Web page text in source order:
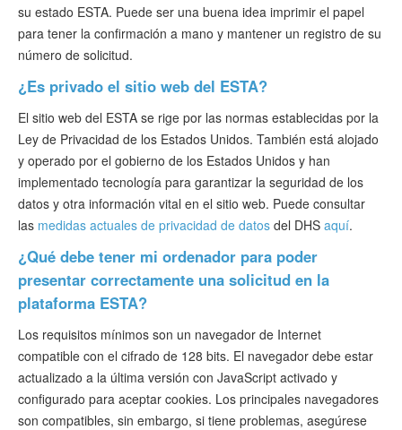
su estado ESTA. Puede ser una buena idea imprimir el papel
para tener la confirmación a mano y mantener un registro de su
número de solicitud.
¿Es privado el sitio web del ESTA?
El sitio web del ESTA se rige por las normas establecidas por la
Ley de Privacidad de los Estados Unidos. También está alojado
y operado por el gobierno de los Estados Unidos y han
implementado tecnología para garantizar la seguridad de los
datos y otra información vital en el sitio web. Puede consultar
las medidas actuales de privacidad de datos del DHS aquí.
¿Qué debe tener mi ordenador para poder
presentar correctamente una solicitud en la
plataforma ESTA?
Los requisitos mínimos son un navegador de Internet
compatible con el cifrado de 128 bits. El navegador debe estar
actualizado a la última versión con JavaScript activado y
configurado para aceptar cookies. Los principales navegadores
son compatibles, sin embargo, si tiene problemas, asegúrese